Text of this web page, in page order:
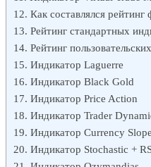
Как составлялся
Рейтинг стандартных
Рейтинг
Индикатор Laguerre
Индикатор Black Gold
Индикатор Price Action
Индикатор Trader
Индикатор Currency
Индикатор Stochastic +